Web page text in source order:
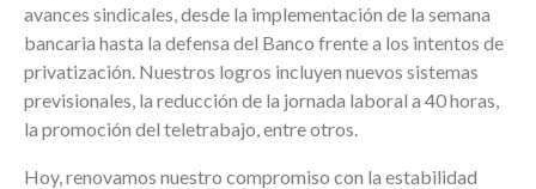
avances sindicales, desde la implementación de la semana
bancaria hasta la defensa del Banco frente a los intentos de
privatización. Nuestros logros incluyen nuevos sistemas
previsionales, la reducción de la jornada laboral a 40 horas,
la promoción del teletrabajo, entre otros.
Hoy, renovamos nuestro compromiso con la estabilidad